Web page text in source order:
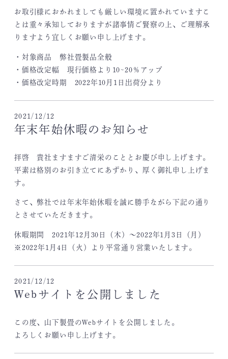
お取引様におかれましても厳しい環境に置かれていますこ
とは重々承知しておりますが諸事情ご賢察の上、ご理解承
りますよう宜しくお願い申し上げます。
・対象商品 弊社畳製品全般
・価格改定幅 現行価格より10~20％アップ
・価格改定時期 2022年10月1日出荷分より
2021/12/12
年末年始休暇のお知らせ
拝啓 貴社ますますご清栄のこととお慶び申し上げます。
平素は格別のお引き立てにあずかり、厚く御礼申し上げま
す。
さて、弊社では年末年始休暇を誠に勝手ながら下記の通り
とさせていただきます。
休暇期間 2021年12月30日（木）～2022年1月3日（月）
※2022年1月4日（火）より平常通り営業いたします。
2021/12/12
Webサイトを公開しました
この度、山下製畳のWebサイトを公開しました。
よろしくお願い申し上げます。